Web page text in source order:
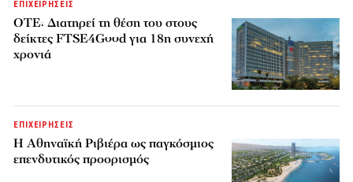
ΕΠΙΧΕΙΡΗΣΕΙΣ
ΟΤΕ: Διατηρεί τη θέση του στους
δείκτες FTSE4Good για 18η συνεχή
χρονιά
ΕΠΙΧΕΙΡΗΣΕΙΣ
Η Αθηναϊκή Ριβιέρα ως παγκόσμιος
επενδυτικός προορισμός